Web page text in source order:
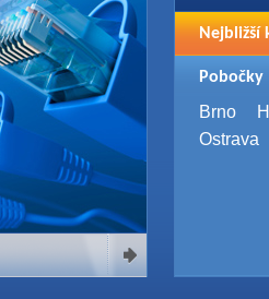
Pro
se prosím
Nejbližší
WUG
4. 9. 2026,
SQL
Pobočky
Brno
Ostrava